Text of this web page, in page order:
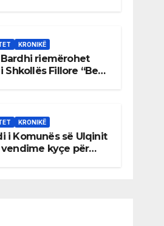
KRONIKË
riemërohet
Shkollës Fillore “Bedri
KRONIKË
i Komunës së Ulqinit
kyçe për